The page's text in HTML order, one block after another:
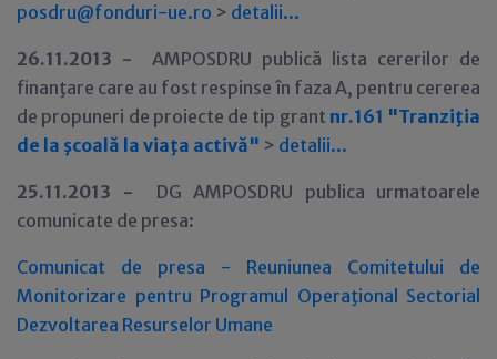
posdru@fonduri-ue.ro > detalii...
26.11.2013 - AMPOSDRU publică lista cererilor de
finanţare care au fost respinse în faza A, pentru cererea
de propuneri de proiecte de tip grant nr.161 "Tranziţia
de la şcoală la viaţa activă" > detalii...
25.11.2013 - DG AMPOSDRU publica urmatoarele
comunicate de presa:
Comunicat de presa - Reuniunea Comitetului de
Monitorizare pentru Programul Operaţional Sectorial
Dezvoltarea Resurselor Umane